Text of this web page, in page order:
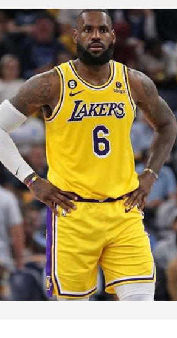
دوري أبطال أوروبا
القسم الثاني
رياضات أخرى
آسيا
أمريكا
ركن الألعاب